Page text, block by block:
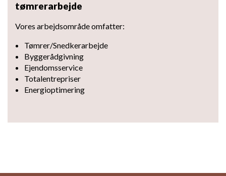
tømrerarbejde
Vores arbejdsområde omfatter:
Tømrer/Snedkerarbejde
Byggerådgivning
Ejendomsservice
Totalentrepriser
Energioptimering